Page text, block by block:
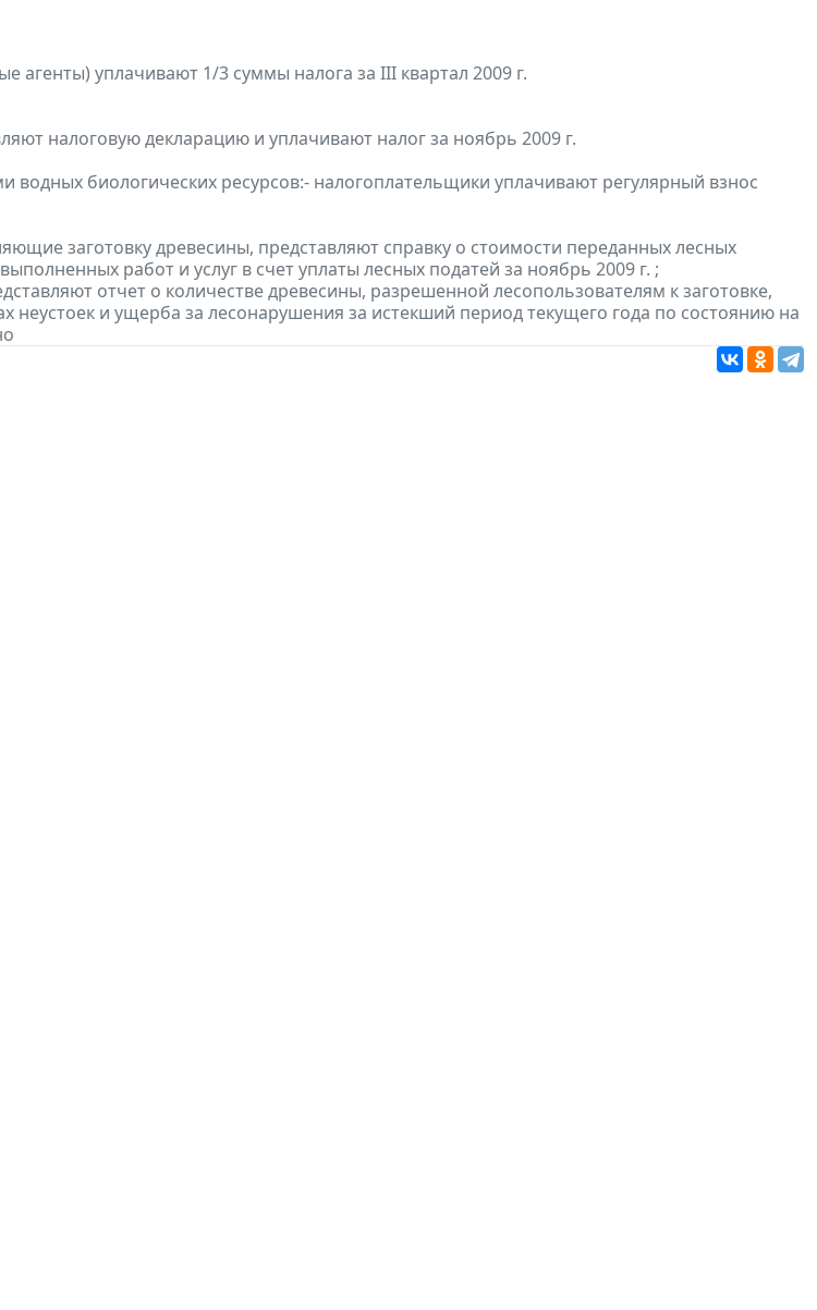
агенты) уплачивают 1/3 суммы налога за III квартал 2009 г.
налоговую декларацию и уплачивают налог за ноябрь 2009 г.
водных биологических ресурсов:- налогоплательщики уплачивают регулярный взнос
заготовку древесины, представляют справку о стоимости переданных лесных
работ и услуг в счет уплаты лесных податей за ноябрь 2009 г. ;
отчет о количестве древесины, разрешенной лесопользователям к заготовке,
неустоек и ущерба за лесонарушения за истекший период текущего года по состоянию на